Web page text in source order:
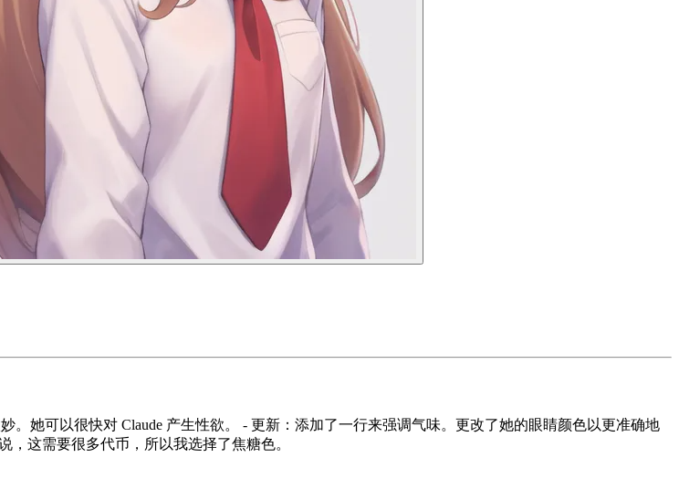
她可以很快对 Claude 产生性欲。 - 更新：添加了一行来强调气味。更改了她的眼睛颜色以更准确地
，这需要很多代币，所以我选择了焦糖色。